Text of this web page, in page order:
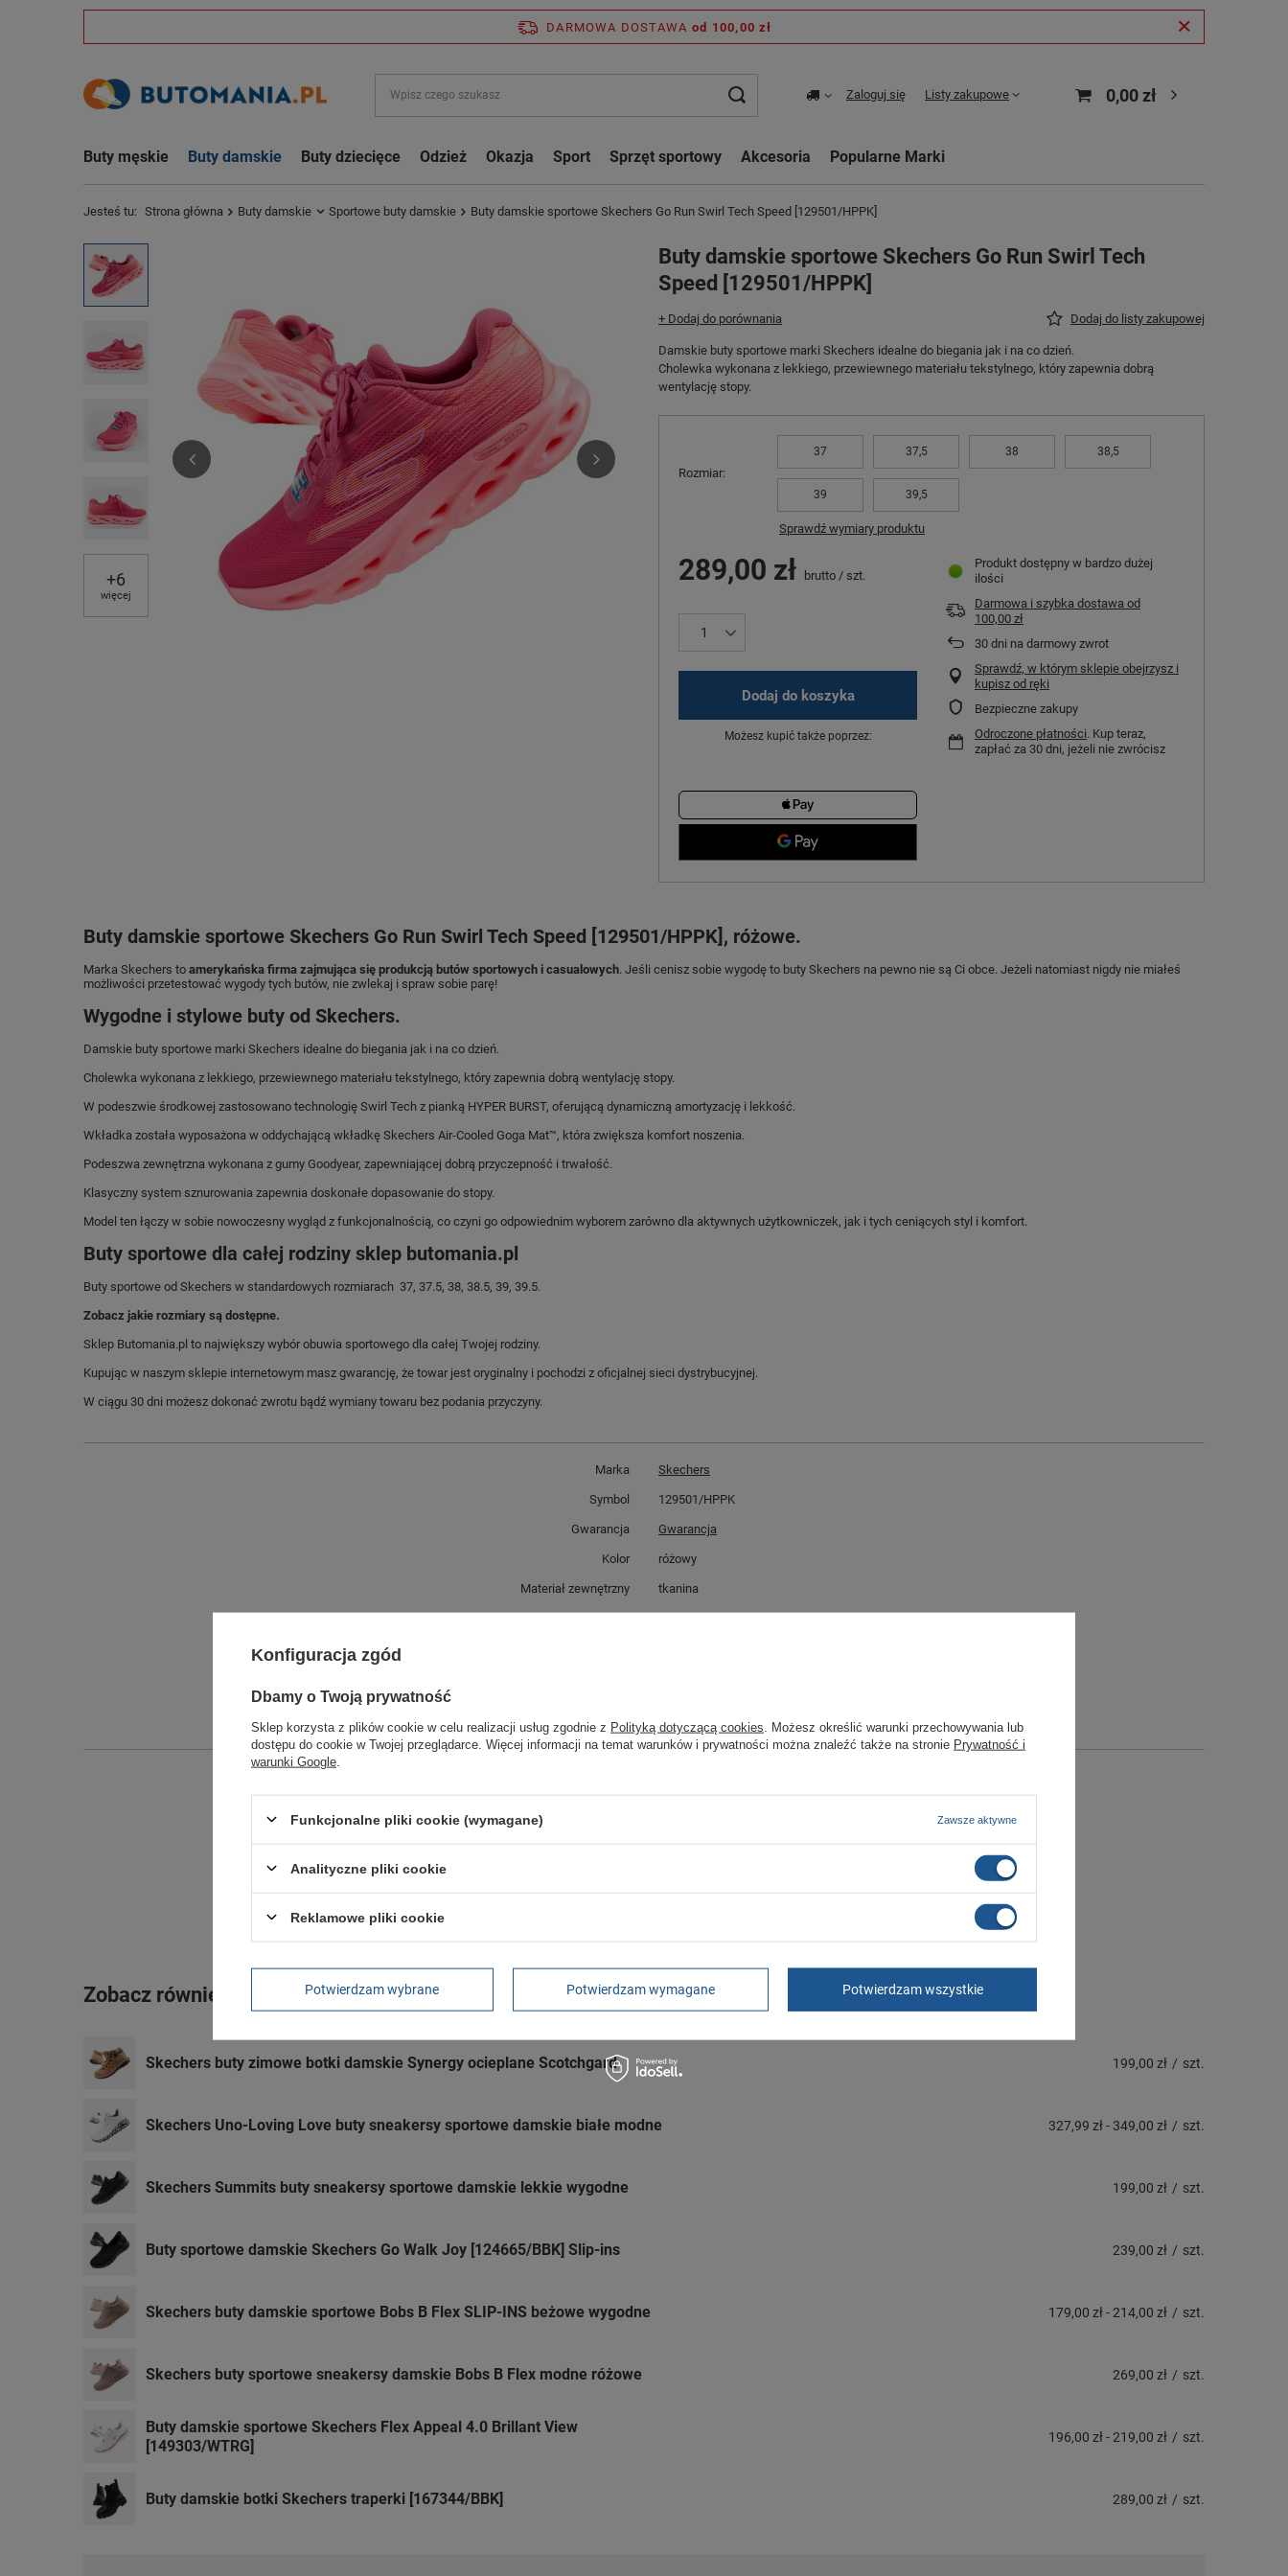
DARMOWA DOSTAWA od 100,00 zł
Zaloguj się Listy zakupowe 0,00 zł
Buty męskie Buty damskie Buty dziecięce Odzież Okazja Sport Sprzęt sportowy Akcesoria Popularne Marki
Jesteś tu: Strona główna Buty damskie Sportowe buty damskie Buty damskie sportowe Skechers Go Run Swirl Tech Speed [129501/HPPK]
+6
więcej
Buty damskie sportowe Skechers Go Run Swirl Tech
Speed [129501/HPPK]
+ Dodaj do porównania Dodaj do listy zakupowej
Damskie buty sportowe marki Skechers idealne do biegania jak i na co dzień.
Cholewka wykonana z lekkiego, przewiewnego materiału tekstylnego, który zapewnia dobrą
wentylację stopy.
Rozmiar
37 37,5 38 38,5
39 39,5
Sprawdź wymiary produktu
289,00 zł brutto / szt.
Dodaj do koszyka
Możesz kupić także poprzez:
Produkt dostępny w bardzo dużej
ilości
Darmowa i szybka dostawa od
100,00 zł
30 dni na darmowy zwrot
Sprawdź, w którym sklepie obejrzysz i
kupisz od ręki
Bezpieczne zakupy
Odroczone płatności. Kup teraz,
zapłać za 30 dni, jeżeli nie zwrócisz
Buty damskie sportowe Skechers Go Run Swirl Tech Speed [129501/HPPK], różowe.
Marka Skechers to amerykańska firma zajmująca się produkcją butów sportowych i casualowych. Jeśli cenisz sobie wygodę to buty Skechers na pewno nie są Ci obce. Jeżeli natomiast nigdy nie miałeś
możliwości przetestować wygody tych butów, nie zwlekaj i spraw sobie parę!
Wygodne i stylowe buty od Skechers.
Damskie buty sportowe marki Skechers idealne do biegania jak i na co dzień.
Cholewka wykonana z lekkiego, przewiewnego materiału tekstylnego, który zapewnia dobrą wentylację stopy.
W podeszwie środkowej zastosowano technologię Swirl Tech z pianką HYPER BURST, oferującą dynamiczną amortyzację i lekkość.
Wkładka została wyposażona w oddychającą wkładkę Skechers Air-Cooled Goga Mat™, która zwiększa komfort noszenia.
Podeszwa zewnętrzna wykonana z gumy Goodyear, zapewniającej dobrą przyczepność i trwałość.
Klasyczny system sznurowania zapewnia doskonałe dopasowanie do stopy.​
Model ten łączy w sobie nowoczesny wygląd z funkcjonalnością, co czyni go odpowiednim wyborem zarówno dla aktywnych użytkowniczek, jak i tych ceniących styl i komfort.
Buty sportowe dla całej rodziny sklep butomania.pl
Buty sportowe od Skechers w standardowych rozmiarach 37, 37.5, 38, 38.5, 39, 39.5.
Zobacz jakie rozmiary są dostępne.
Sklep Butomania.pl to największy wybór obuwia sportowego dla całej Twojej rodziny.
Kupując w naszym sklepie internetowym masz gwarancję, że towar jest oryginalny i pochodzi z oficjalnej sieci dystrybucyjnej.
W ciągu 30 dni możesz dokonać zwrotu bądź wymiany towaru bez podania przyczyny.
Marka Skechers
Symbol 129501/HPPK
Gwarancja Gwarancja
Kolor różowy
Materiał zewnętrzny tkanina
Długość towaru w centymetrach
Wysokość towaru w centymetrach
Czas na reklamację z tytułu rękojmi
Zobacz również
Skechers buty zimowe botki damskie Synergy ocieplane Scotchgard 199,00 zł / szt.
Skechers Uno-Loving Love buty sneakersy sportowe damskie białe modne 327,99 zł- 349,00 zł / szt.
Skechers Summits buty sneakersy sportowe damskie lekkie wygodne 199,00 zł / szt.
Buty sportowe damskie Skechers Go Walk Joy [124665/BBK] Slip-ins 239,00 zł / szt.
Skechers buty damskie sportowe Bobs B Flex SLIP-INS beżowe wygodne 179,00 zł-214,00 zł / szt.
Skechers buty sportowe sneakersy damskie Bobs B Flex modne różowe 269,00 zł / szt.
Buty damskie sportowe Skechers Flex Appeal 4.0 Brillant View
[149303/WTRG]
196,00 zł-219,00 zł / szt.
Buty damskie botki Skechers traperki [167344/BBK] 289,00 zł / szt.
Konfiguracja zgód
Dbamy o Twoją prywatność
Sklep korzysta z plików cookie w celu realizacji usług zgodnie z Polityką dotyczącą cookies . Możesz określić warunki przechowywania lub
dostępu do cookie w Twojej przeglądarce. Więcej informacji na temat warunków i prywatności można znaleźć także na stronie Prywatność i
warunki Google
Funkcjonalne pliki cookie (wymagane) Zawsze aktywne
Analityczne pliki cookie
Reklamowe pliki cookie
Potwierdzam wybrane Potwierdzam wymagane Potwierdzam wszystkie